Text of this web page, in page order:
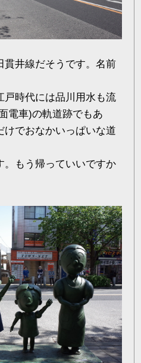
貫井線だそうです。名前
戸時代には品川用水も流
電車)の軌道跡でもあ
けでおなかいっぱいな道
。もう帰っていいですか